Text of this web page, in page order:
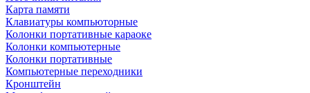
Карта памяти
Клавиатуры компьюторные
Колонки портативные караоке
Колонки компьютерные
Колонки портативные
Компьютерные переходники
Кронштейн